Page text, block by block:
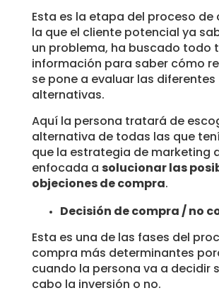
Esta es la etapa del proceso de
la que el cliente potencial ya
un problema, ha buscado todo
información para saber cómo
se pone a evaluar las diferentes
alternativas.
Aquí la persona tratará de
alternativa de todas las que
que la estrategia de marketing
enfocada a solucionar las
objeciones de compra.
Decisión de compra / no
Esta es una de las fases del
compra más determinantes
cuando la persona va a decidir
cabo la inversión o no.